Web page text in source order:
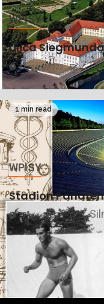
WPISY
Ulica
17 maja 2022 Z
1 min read
WPISY
Stadion
17 maja 2022 Z